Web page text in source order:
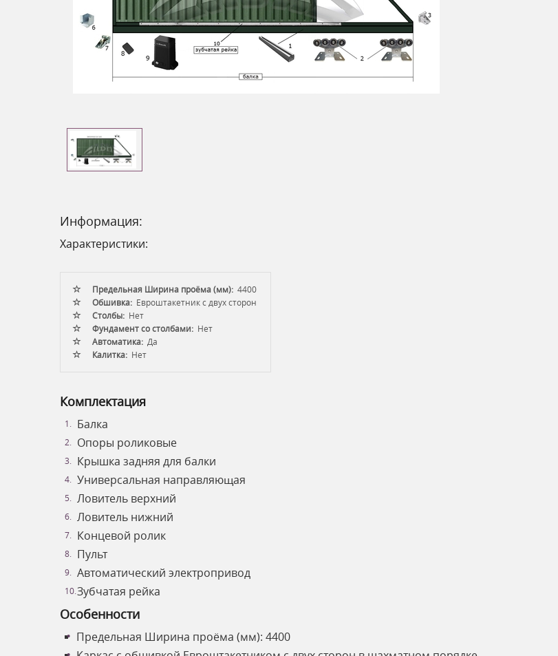
Информация:
Характеристики:
Предельная Ширина проёма (мм): 4400
Обшивка: Евроштакетник с двух сторон
Столбы: Нет
Фундамент со столбами: Нет
Автоматика: Да
Калитка: Нет
Комплектация
Балка
Опоры роликовые
Крышка задняя для балки
Универсальная направляющая
Ловитель верхний
Ловитель нижний
Концевой ролик
Пульт
Автоматический электропривод
Зубчатая рейка
Особенности
Предельная Ширина проёма (мм): 4400